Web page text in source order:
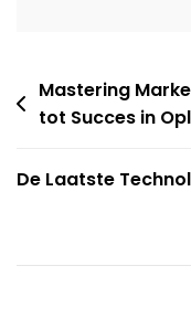
Berichtnavigatie
Mastering
tot Succes in
De Laatste